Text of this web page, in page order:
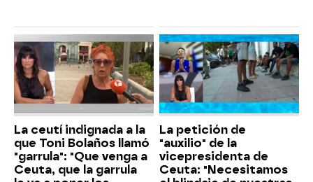
La ceutí indignada a la
que Toni Bolaños llamó
"garrula": "Que venga a
Ceuta, que la garrula
La petición de
"auxilio" de la
vicepresidenta de
Ceuta: "Necesitamos